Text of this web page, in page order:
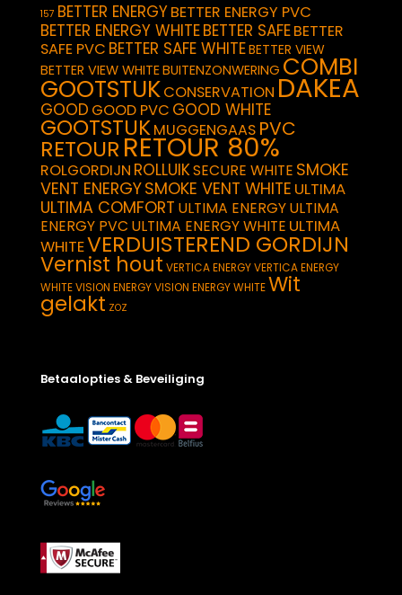
157 BETTER ENERGYBETTER ENERGY PVC
BETTER ENERGY WHITEBETTER SAFEBETTER
SAFE PVC BETTER SAFE WHITEBETTER VIEW
BETTER VIEW WHITEBUITENZONWERING COMBI
GOOTSTUKCONSERVATION DAKEA
GOOD GOOD PVC GOOD WHITE
GOOTSTUKMUGGENGAAS PVC
RETOUR RETOUR 80%
ROLGORDIJN ROLLUIKSECURE WHITE SMOKE
VENT ENERGYSMOKE VENT WHITE ULTIMA
ULTIMA COMFORT ULTIMA ENERGYULTIMA
ENERGY PVC ULTIMA ENERGY WHITE ULTIMA
WHITEVERDUISTEREND GORDIJN
Vernist hout VERTICA ENERGYVERTICA ENERGY
WHITEVISION ENERGYVISION ENERGY WHITEWit
gelakt ZOZ
Betaalopties & Beveiliging